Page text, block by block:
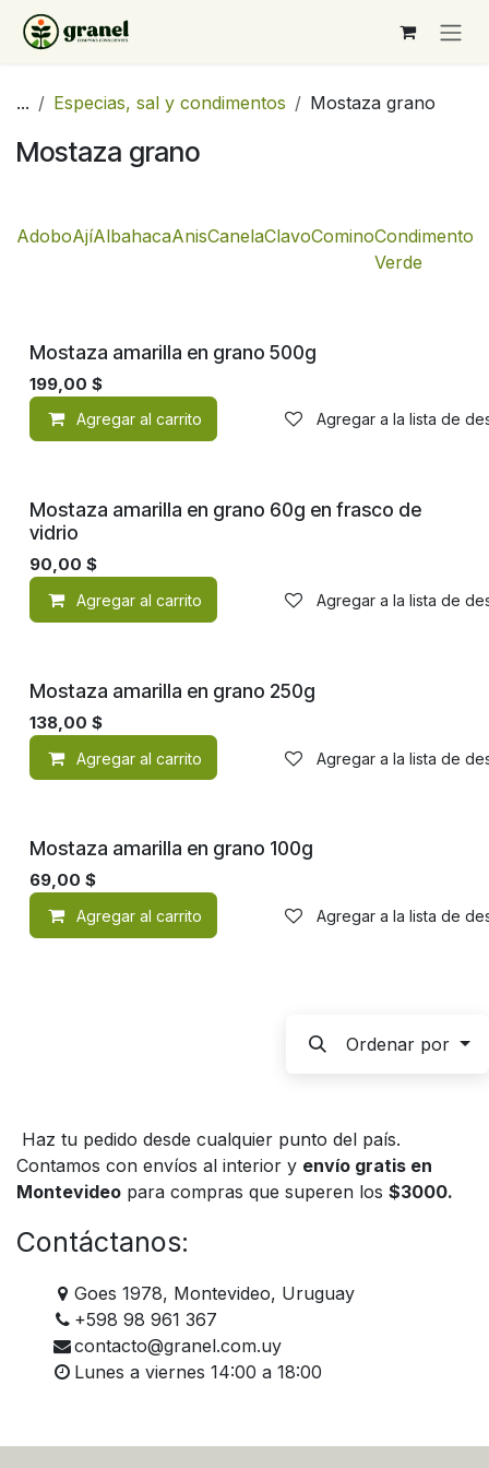
Ir al contenido
... Especias, sal y condimentos Mostaza grano
Mostaza grano
AdoboAjíAlbahacaAnisCanelaClavoCominoCondimento
Verde
Mostaza amarilla en grano 500g
199,00 $
Agregar al carrito Agregar a la lista de
Mostaza amarilla en grano 60g en frasco de
vidrio
90,00 $
Agregar al carrito Agregar a la lista de
Mostaza amarilla en grano 250g
138,00 $
Agregar al carrito Agregar a la lista de
Mostaza amarilla en grano 100g
69,00 $
Agregar al carrito Agregar a la lista de
Ordenar por
Haz tu pedido desde cualquier punto del país.
Contamos con envíos al interior y envío gratis en
Montevideo para compras que superen los $3000.
Contáctanos:
Goes 1978, Montevideo, Uruguay
+598 98 961 367
contacto@granel.com.uy
Lunes a viernes 14:00 a 18:00